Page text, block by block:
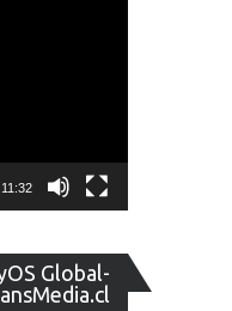
11:32
Global-
de